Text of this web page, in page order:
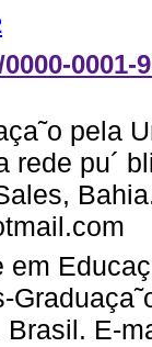
0001-
pela
rede pu´
em
E-